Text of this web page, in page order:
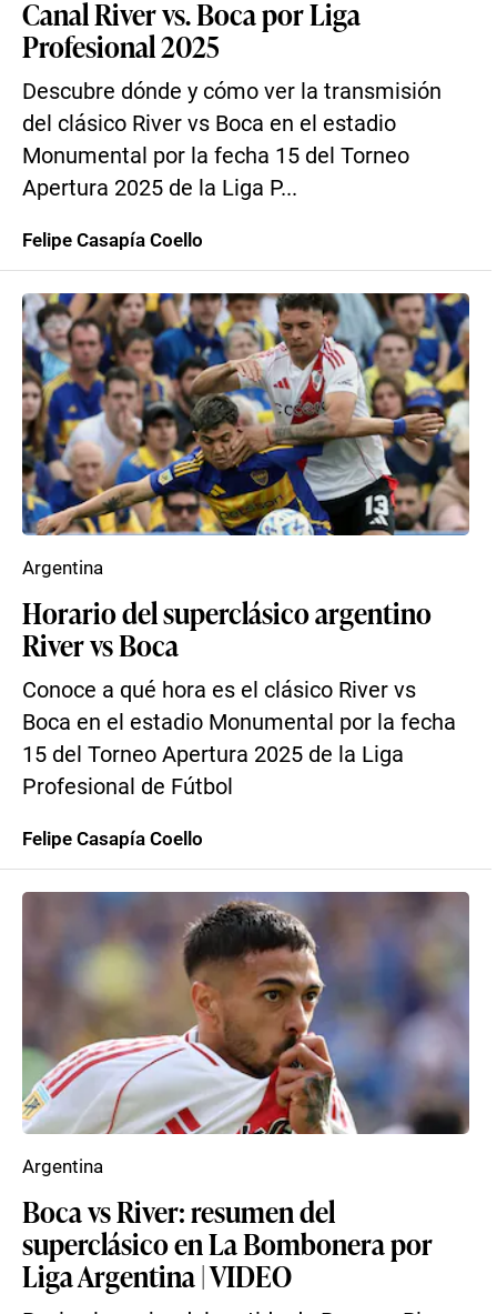
Canal River vs. Boca por Liga
Profesional 2025
Descubre dónde y cómo ver la transmisión
del clásico River vs Boca en el estadio
Monumental por la fecha 15 del Torneo
Apertura 2025 de la Liga P...
Felipe Casapía Coello
Horario del superclásico argentino
River vs Boca
Conoce a qué hora es el clásico River vs
Boca en el estadio Monumental por la fecha
15 del Torneo Apertura 2025 de la Liga
Profesional de Fútbol
Argentina
Felipe Casapía Coello
Boca vs River: resumen del
superclásico en La Bombonera por
Liga Argentina | VIDEO
Argentina